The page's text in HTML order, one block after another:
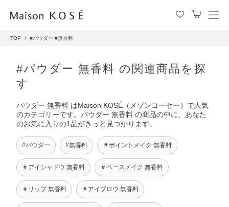
メ
TOP #パウダー #無香料
#パウダー 無香料 の関連商品を探
す
パウダー 無香料 はMaison KOSÉ（メゾンコーセー）で人気
のカテゴリーです。パウダー 無香料 の商品の中に、あなた
のお気に入りの1品がきっと見つかります。
#パウダー #無香料 ＃ポイントメイク 無香料
＃アイシャドウ 無香料 ＃ベースメイク 無香料
＃リップ 無香料 ＃アイブロウ 無香料